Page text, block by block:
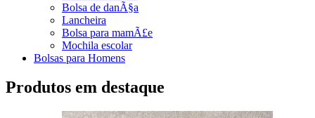
Bolsa de danÃ§a
Lancheira
Bolsa para mamÃ£e
Mochila escolar
Bolsas para Homens
Produtos em destaque